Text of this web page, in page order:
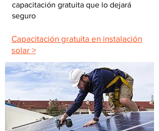
capacitación gratuita que lo dejará
seguro
Capacitación gratuita en instalación
solar >